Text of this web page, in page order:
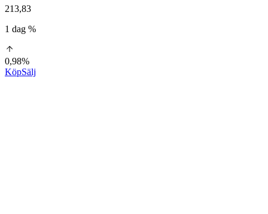
213,83
1 dag %
0,98%
KöpSälj